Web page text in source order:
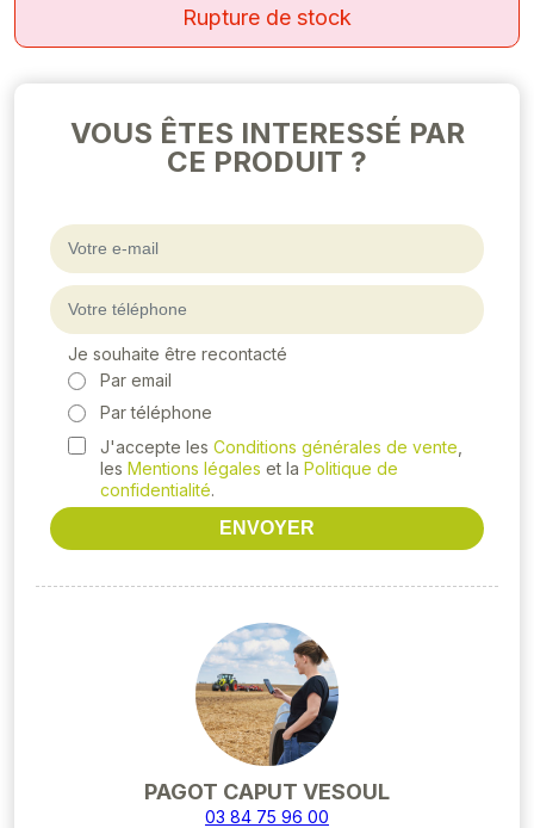
Rupture de stock
VOUS ÊTES INTERESSÉ PAR
CE PRODUIT ?
Je souhaite être recontacté
Par email
Par téléphone
J'accepte les Conditions générales de vente
les Mentions légales et la Politique de
confidentialité.
ENVOYER
PAGOT CAPUT VESOUL
03 84 75 96 00